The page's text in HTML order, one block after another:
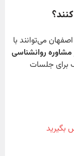
می‌توانند با
روانشناسی
جلسات